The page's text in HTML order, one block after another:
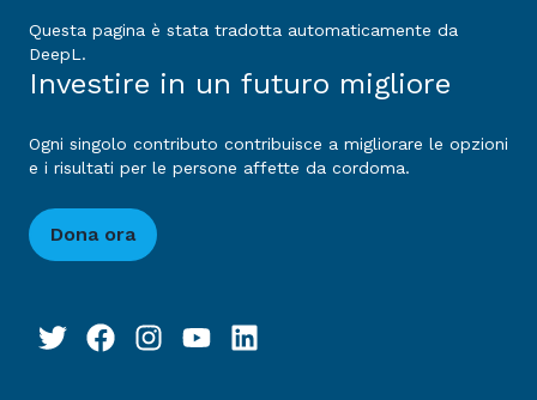
Questa pagina è stata tradotta automaticamente da
DeepL.
Investire in un futuro migliore
Ogni singolo contributo contribuisce a migliorare le opzioni
e i risultati per le persone affette da cordoma.
Dona ora